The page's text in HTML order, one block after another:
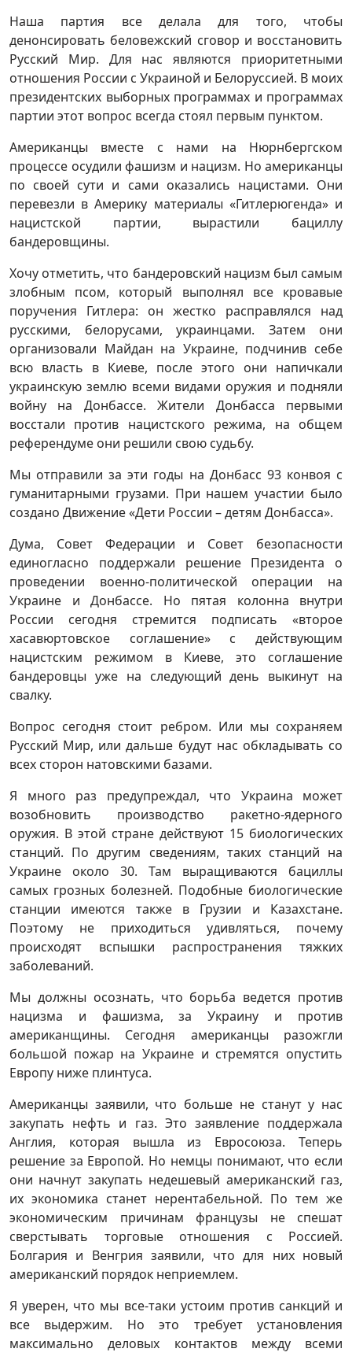
Наша партия все делала для того, чтобы
денонсировать беловежский сговор и восстановить
Русский Мир. Для нас являются приоритетными
отношения России с Украиной и Белоруссией. В моих
президентских выборных программах и программах
партии этот вопрос всегда стоял первым пунктом.
Американцы вместе с нами на Нюрнбергском
процессе осудили фашизм и нацизм. Но американцы
по своей сути и сами оказались нацистами. Они
перевезли в Америку материалы «Гитлерюгенда» и
нацистской партии, вырастили бациллу
бандеровщины.
Хочу отметить, что бандеровский нацизм был самым
злобным псом, который выполнял все кровавые
поручения Гитлера: он жестко расправлялся над
русскими, белорусами, украинцами. Затем они
организовали Майдан на Украине, подчинив себе
всю власть в Киеве, после этого они напичкали
украинскую землю всеми видами оружия и подняли
войну на Донбассе. Жители Донбасса первыми
восстали против нацистского режима, на общем
референдуме они решили свою судьбу.
Мы отправили за эти годы на Донбасс 93 конвоя с
гуманитарными грузами. При нашем участии было
создано Движение «Дети России – детям Донбасса».
Дума, Совет Федерации и Совет безопасности
единогласно поддержали решение Президента о
проведении военно-политической операции на
Украине и Донбассе. Но пятая колонна внутри
России сегодня стремится подписать «второе
хасавюртовское соглашение» с действующим
нацистским режимом в Киеве, это соглашение
бандеровцы уже на следующий день выкинут на
свалку.
Вопрос сегодня стоит ребром. Или мы сохраняем
Русский Мир, или дальше будут нас обкладывать со
всех сторон натовскими базами.
Я много раз предупреждал, что Украина может
возобновить производство ракетно-ядерного
оружия. В этой стране действуют 15 биологических
станций. По другим сведениям, таких станций на
Украине около 30. Там выращиваются бациллы
самых грозных болезней. Подобные биологические
станции имеются также в Грузии и Казахстане.
Поэтому не приходиться удивляться, почему
происходят вспышки распространения тяжких
заболеваний.
Мы должны осознать, что борьба ведется против
нацизма и фашизма, за Украину и против
американщины. Сегодня американцы разожгли
большой пожар на Украине и стремятся опустить
Европу ниже плинтуса.
Американцы заявили, что больше не станут у нас
закупать нефть и газ. Это заявление поддержала
Англия, которая вышла из Евросоюза. Теперь
решение за Европой. Но немцы понимают, что если
они начнут закупать недешевый американский газ,
их экономика станет нерентабельной. По тем же
экономическим причинам французы не спешат
сверстывать торговые отношения с Россией.
Болгария и Венгрия заявили, что для них новый
американский порядок неприемлем.
Я уверен, что мы все-таки устоим против санкций и
все выдержим. Но это требует установления
максимально деловых контактов между всеми